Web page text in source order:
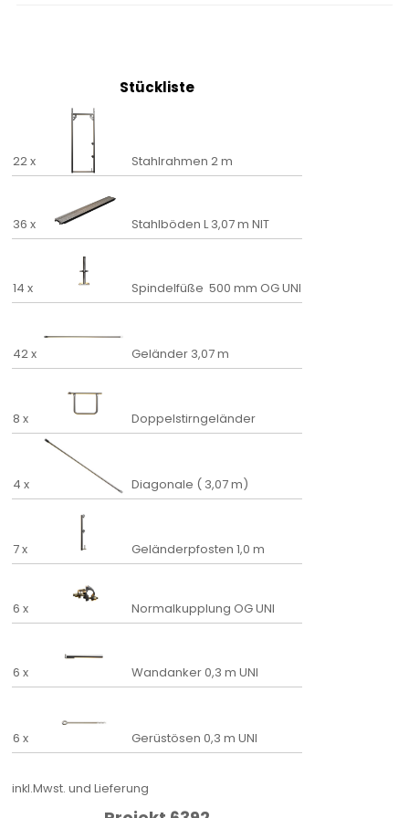
Stückliste
22 x Stahlrahmen 2 m
36 x Stahlböden L 3,07 m NIT
14 x Spindelfüße 500 mm OG UNI
42 x Geländer 3,07 m
8 x Doppelstirngeländer
4 x Diagonale ( 3,07 m)
7 x Geländerpfosten 1,0 m
6 x Normalkupplung OG UNI
6 x Wandanker 0,3 m UNI
6 x Gerüstösen 0,3 m UNI
inkl.Mwst. und Lieferung